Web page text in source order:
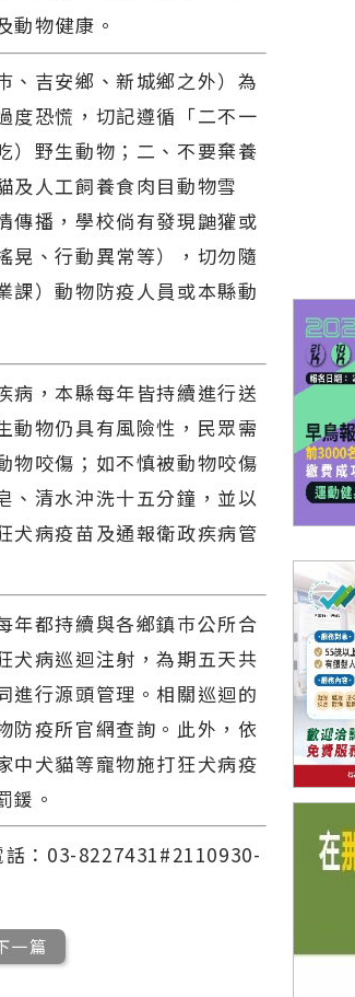
動物健康。
吉安鄉、新城鄉之外）為
度恐慌，切記遵循「二不一
）野生動物；二、不要棄養
及人工飼養食肉目動物雪
傳播，學校倘有發現鼬獾或
晃、行動異常等），切勿隨
課）動物防疫人員或本縣動
，本縣每年皆持續進行送
動物仍具有風險性，民眾需
物咬傷；如不慎被動物咬傷
、清水沖洗十五分鐘，並以
犬病疫苗及通報衛政疾病管
都持續與各鄉鎮巿公所合
犬病巡迴注射，為期五天共
進行源頭管理。相關巡迴的
防疫所官網查詢。此外，依
中犬貓等寵物施打狂犬病疫
鍰。
：03-8227431#2110930-
一篇